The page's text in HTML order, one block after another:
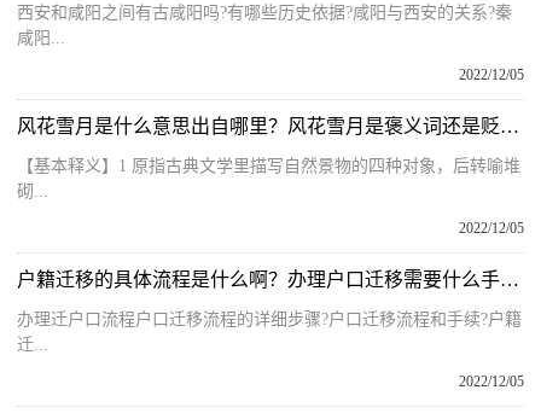
西安和咸阳之间有古咸阳吗?有哪些历史依据?咸阳与西安的关系?秦
咸阳...
2022/12/05
风花雪月是什么意思出自哪里？风花雪月是褒义词还是贬义词呢？
【基本释义】1 原指古典文学里描写自然景物的四种对象，后转喻堆
砌...
2022/12/05
户籍迁移的具体流程是什么啊？办理户口迁移需要什么手续和证件？
办理迁户口流程户口迁移流程的详细步骤?户口迁移流程和手续?户籍
迁...
2022/12/05